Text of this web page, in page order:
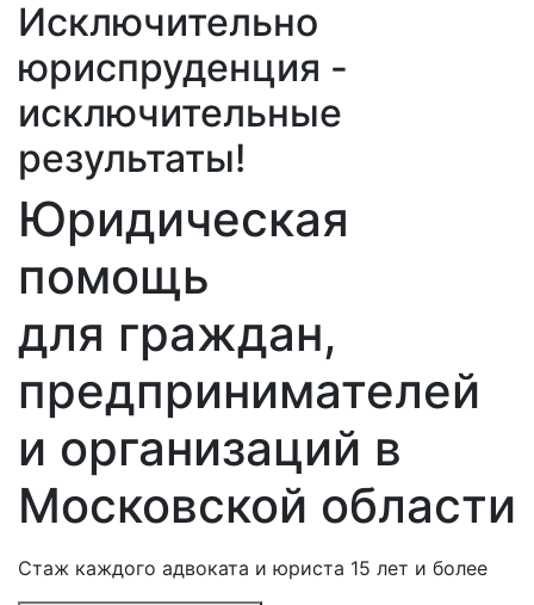
Исключительно
юриспруденция -
исключительные
результаты!
Юридическая
помощь
для граждан,
предпринимателей
и организаций в
Московской области
Стаж каждого адвоката и юриста 15 лет и более